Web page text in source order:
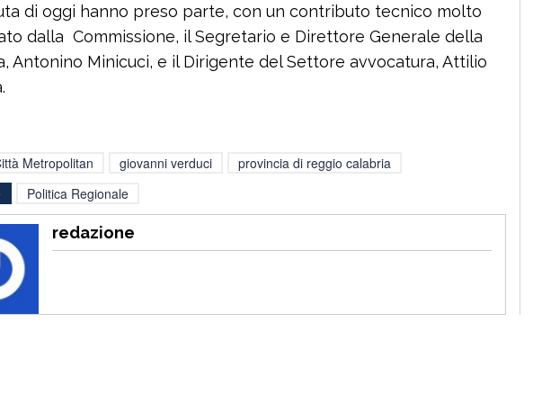
di oggi hanno preso parte, con un contributo tecnico molto
dalla Commissione, il Segretario e Direttore Generale della
Antonino Minicuci, e il Dirigente del Settore avvocatura, Attilio
Metropolitan giovanni verduci
provincia di reggio calabria
Politica Regionale
redazione